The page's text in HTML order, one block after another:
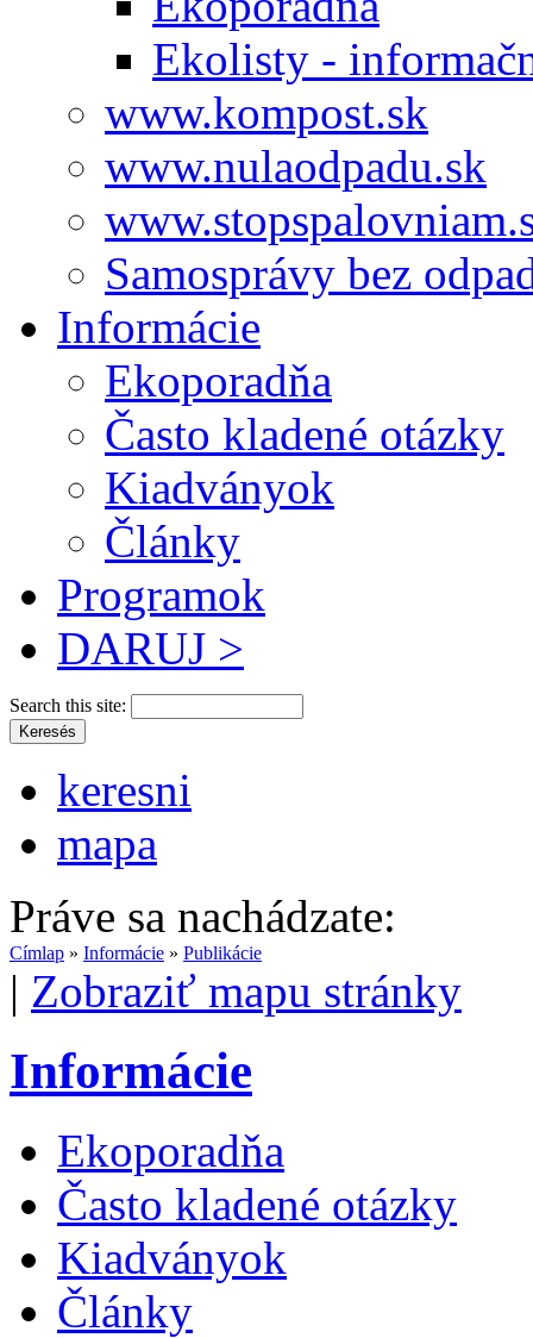
Ekolisty -
www.kompost.sk
www.nulaodpadu.sk
Samosprávy bez
Informácie
Ekoporadňa
Často kladené otázky
Kiadványok
Články
Programok
DARUJ >
Search this site:
keresni
mapa
Práve sa nachádzate:
Címlap » Informácie » Publikácie
| Zobraziť mapu stránky
Informácie
Ekoporadňa
Často kladené otázky
Kiadványok
Články